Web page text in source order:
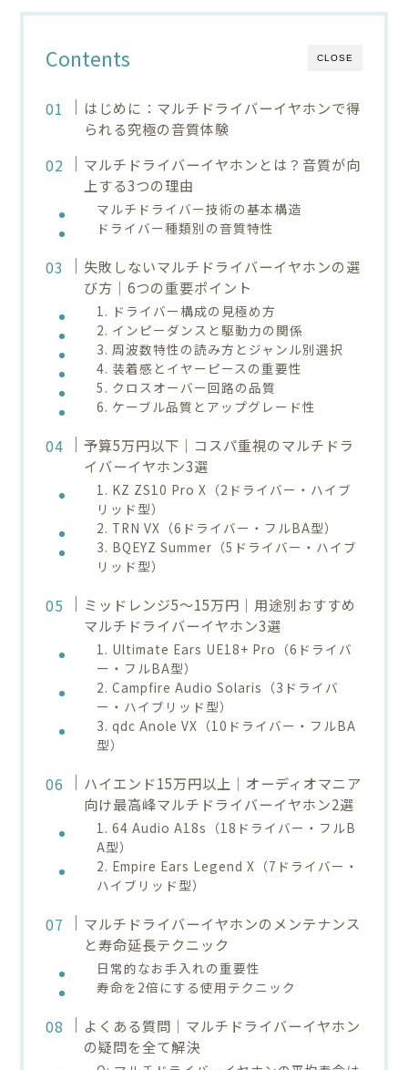
CLOSE
Contents
はじめに：マルチドライバーイヤホンで得
られる究極の音質体験
マルチドライバーイヤホンとは？音質が向
上する3つの理由
マルチドライバー技術の基本構造
ドライバー種類別の音質特性
失敗しないマルチドライバーイヤホンの選
び方｜6つの重要ポイント
1. ドライバー構成の見極め方
2. インピーダンスと駆動力の関係
3. 周波数特性の読み方とジャンル別選択
4. 装着感とイヤーピースの重要性
5. クロスオーバー回路の品質
6. ケーブル品質とアップグレード性
予算5万円以下｜コスパ重視のマルチドラ
イバーイヤホン3選
1. KZ ZS10 Pro X（2ドライバー・ハイブ
リッド型）
2. TRN VX（6ドライバー・フルBA型）
3. BQEYZ Summer（5ドライバー・ハイブ
リッド型）
ミッドレンジ5〜15万円｜用途別おすすめ
マルチドライバーイヤホン3選
1. Ultimate Ears UE18+ Pro（6ドライバ
ー・フルBA型）
2. Campfire Audio Solaris（3ドライバ
ー・ハイブリッド型）
3. qdc Anole VX（10ドライバー・フルBA
型）
ハイエンド15万円以上｜オーディオマニア
向け最高峰マルチドライバーイヤホン2選
1. 64 Audio A18s（18ドライバー・フルB
A型）
2. Empire Ears Legend X（7ドライバー・
ハイブリッド型）
マルチドライバーイヤホンのメンテナンス
と寿命延長テクニック
日常的なお手入れの重要性
寿命を2倍にする使用テクニック
よくある質問｜マルチドライバーイヤホン
の疑問を全て解決